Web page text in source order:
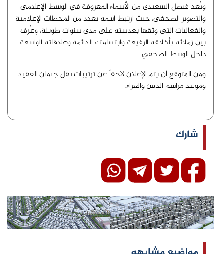
ويُعد فيصل السعيدي من الأسماء المعروفة في الوسط الإعلامي
والتصوير الصحفي، حيث ارتبط اسمه بعدد من المحطات الإعلامية
والفعاليات التي وثقها بعدسته على مدى سنوات طويلة، وعُرف
بين زملائه بأخلاقه الرفيعة وابتسامته الدائمة وعلاقاته الواسعة
داخل الوسط الصحفي.
ومن المتوقع أن يتم الإعلان لاحقاً عن ترتيبات نقل جثمان الفقيد
وموعد مراسم الدفن والعزاء.
شارك